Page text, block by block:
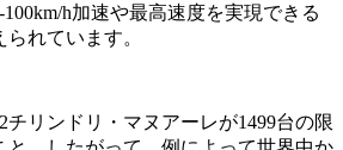
h加速や最高速度を実現できる
れています。
チリンドリ・マヌアーレが1499台の限